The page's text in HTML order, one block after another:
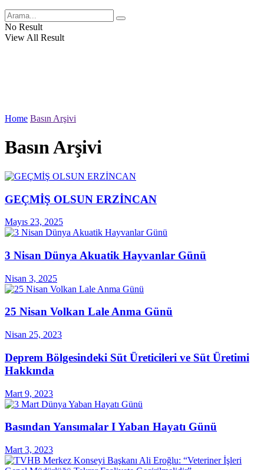
No Result
View All Result
Home Basın Arşivi
Basın Arşivi
GEÇMİŞ OLSUN ERZİNCAN
Mayıs 23, 2025
3 Nisan Dünya Akuatik Hayvanlar Günü
Nisan 3, 2025
25 Nisan Volkan Lale Anma Günü
Nisan 25, 2023
Deprem Bölgesindeki Süt Üreticileri ve Süt Üretimi
Hakkında
Mart 9, 2023
Basından Yansımalar I Yaban Hayatı Günü
Mart 3, 2023